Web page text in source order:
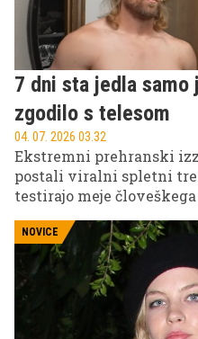
7 dni sta jedla samo
zgodilo s telesom
04. 07. 2026 03.32
Ekstremni prehranski
postali viralni spletni
testirajo meje
sedemdnevni jajčni
ustvarjalca en teden
NOVICE